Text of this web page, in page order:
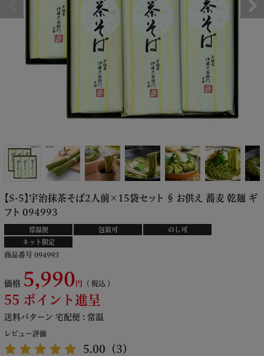
【S-5】宇治抹茶そば2人前×15袋セット § お供え 蕎麦 乾麺 ギ
フト 094993
常温便 包装可
のし可
ネット限定
商品番号 094993
価格 5,990 税込
55 ポイント進呈
送料パターン 宅配便 : 常温
レビュー評価
5.00 （3）